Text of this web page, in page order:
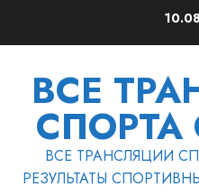
ВСЕ
СПОРТА
ВСЕ ТРАНСЛЯЦИИ
РЕЗУЛЬТАТЫ